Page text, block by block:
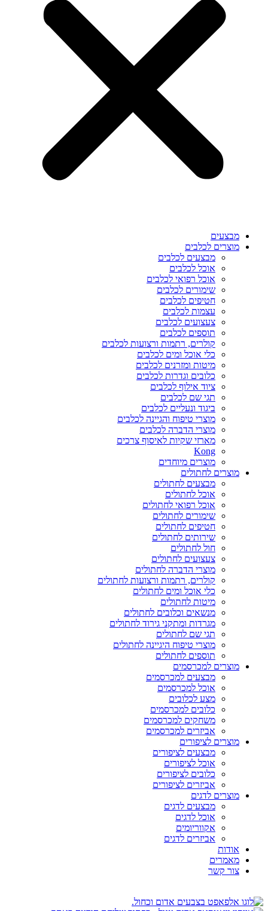
מבצעים
מוצרים לכלבים
מבצעים לכלבים
אוכל לכלבים
אוכל רפואי לכלבים
שימורים לכלבים
חטיפים לכלבים
עצמות לכלבים
צעצועים לכלבים
תוספים לכלבים
קולרים, רתמות ורצועות לכלבים
כלי אוכל ומים לכלבים
מיטות ומזרנים לכלבים
כלובים וגדרות לכלבים
ציוד אילוף לכלבים
תגי שם לכלבים
ביגוד ונעליים לכלבים
מוצרי טיפוח והגיינה לכלבים
מוצרי הדברה לכלבים
מארזי שקיות לאיסוף צרכים
Kong
מוצרים מיוחדים
מוצרים לחתולים
מבצעים לחתולים
אוכל לחתולים
אוכל רפואי לחתולים
שימורים לחתולים
חטיפים לחתולים
שירותים לחתולים
חול לחתולים
צעצועים לחתולים
מוצרי הדברה לחתולים
קולרים, רתמות ורצועות לחתולים
כלי אוכל ומים לחתולים
מיטות לחתולים
מנשאים וכלובים לחתולים
מגרדות ומתקני גירוד לחתולים
תגי שם לחתולים
מוצרי טיפוח היגיינה לחתולים
תוספים לחתולים
מוצרים למכרסמים
מבצעים למכרסמים
אוכל למכרסמים
מצע לכלובים
כלובים למכרסמים
משחקים למכרסמים
אביזרים למכרסמים
מוצרים לציפורים
מבצעים לציפורים
אוכל לציפורים
כלובים לציפורים
אביזרים לציפורים
מוצרים לדגים
מבצעים לדגים
אוכל לדגים
אקווריומים
אביזרים לדגים
אודות
מאמרים
צור קשר